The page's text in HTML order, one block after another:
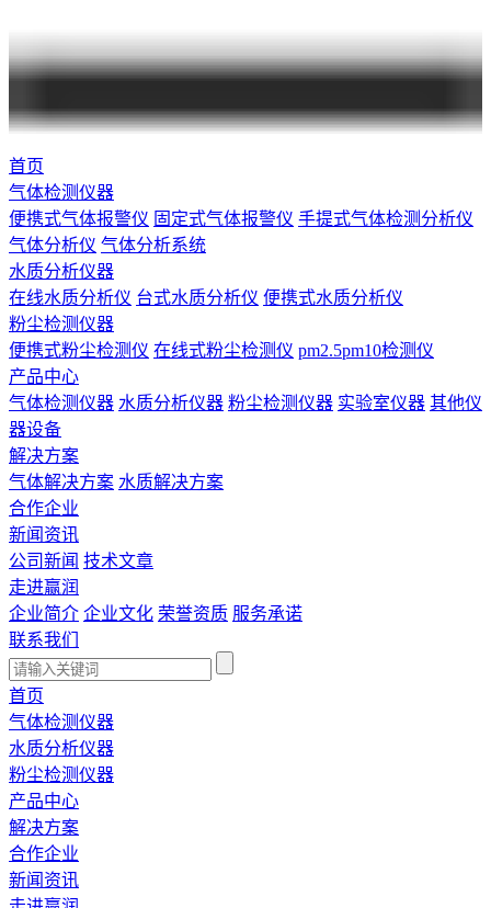
首页
气体检测仪器
便携式气体报警仪 固定式气体报警仪 手提式气体检测分析仪
气体分析仪 气体分析系统
水质分析仪器
在线水质分析仪 台式水质分析仪 便携式水质分析仪
粉尘检测仪器
便携式粉尘检测仪 在线式粉尘检测仪 pm2.5pm10检测仪
产品中心
气体检测仪器 水质分析仪器 粉尘检测仪器 实验室仪器 其他仪
器设备
解决方案
气体解决方案 水质解决方案
合作企业
新闻资讯
公司新闻 技术文章
走进赢润
企业简介 企业文化 荣誉资质 服务承诺
联系我们
首页
气体检测仪器
水质分析仪器
粉尘检测仪器
产品中心
解决方案
合作企业
新闻资讯